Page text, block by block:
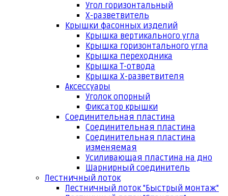
Угол горизонтальный
Х-разветвитель
Крышки фасонных изделий
Крышка вертикального угла
Крышка горизонтального угла
Крышка переходника
Крышка Т-отвода
Крышка Х-разветвителя
Аксессуары
Уголок опорный
Фиксатор крышки
Соединительная пластина
Соединительная пластина
Соединительная пластина
изменяемая
Усиливающая пластина на дно
Шарнирный соединитель
Лестничный лоток
Лестничный лоток "Быстрый монтаж"